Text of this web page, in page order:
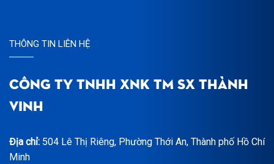
THÔNG TIN LIÊN HỆ
CÔNG TY TNHH XNK TM SX THÀNH
VINH
Địa chỉ: 504 Lê Thị Riêng, Phường Thới An, Thành phố Hồ Chí
Minh